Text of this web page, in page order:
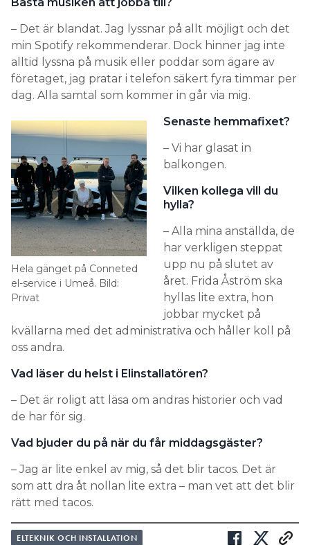
Bästa musiken att jobba till?
– Det är blandat. Jag lyssnar på allt möjligt och det
min Spotify rekommenderar. Dock hinner jag inte
alltid lyssna på musik eller poddar som ägare av
företaget, jag pratar i telefon säkert fyra timmar per
dag. Alla samtal som kommer in går via mig.
Hela gänget på Conneted
el-service i Umeå. Bild:
Privat
Senaste hemmafixet?
– Vi har glasat in
balkongen.
Vilken kollega vill du
hylla?
– Alla mina anställda, de
har verkligen steppat
upp nu på slutet av
året. Frida Åström ska
hyllas lite extra, hon
jobbar mycket på
kvällarna med det administrativa och håller koll på
oss andra.
Vad läser du helst i Elinstallatören?
– Det är roligt att läsa om andras historier och vad
de har för sig.
Vad bjuder du på när du får middagsgäster?
– Jag är lite enkel av mig, så det blir tacos. Det är
som att dra åt nollan lite extra – man vet att det blir
rätt med tacos.
ELTEKNIK OCH INSTALLATION